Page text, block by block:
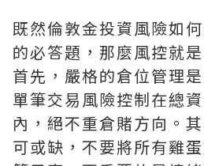
既然倫敦金投資風險如
的必答題，那麼風控就
首先，嚴格的倉位管理
單筆交易風險控制在總
內，絕不重倉賭方向。
可或缺，不要將所有雞